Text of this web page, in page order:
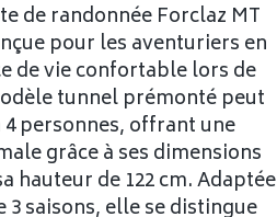
de randonnée Forclaz MT
pour les aventuriers en
de vie confortable lors de
tunnel prémonté peut
personnes, offrant une
grâce à ses dimensions
hauteur de 122 cm. Adaptée
3 saisons, elle se distingue